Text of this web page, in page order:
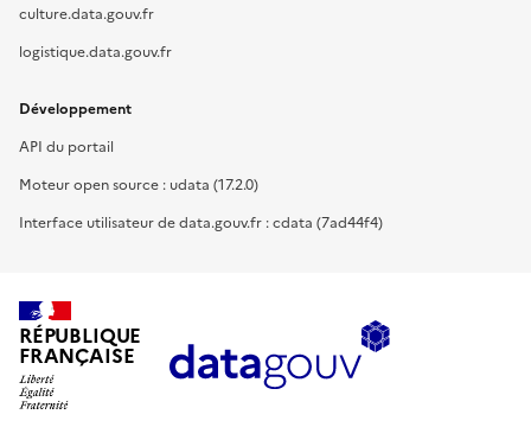
culture.data.gouv.fr
logistique.data.gouv.fr
Développement
API du portail
Moteur open source : udata (17.2.0)
Interface utilisateur de data.gouv.fr : cdata (7ad44f4)
RÉPUBLIQUE
FRANÇAISE